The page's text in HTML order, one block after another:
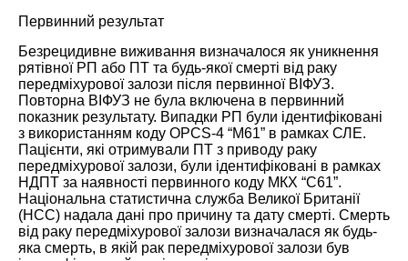
Первинний результат
Безрецидивне виживання визначалося як уникнення
рятівної РП або ПТ та будь-якої смерті від раку
передміхурової залози після первинної ВІФУЗ.
Повторна ВІФУЗ не була включена в первинний
показник результату. Випадки РП були ідентифіковані
з використанням коду OPCS-4 “M61” в рамках СЛЕ.
Пацієнти, які отримували ПТ з приводу раку
передміхурової залози, були ідентифіковані в рамках
НДПТ за наявності первинного коду МКХ “C61”.
Національна статистична служба Великої Британії
(НСС) надала дані про причину та дату смерті. Смерть
від раку передміхурової залози визначалася як будь-
яка смерть, в якій рак передміхурової залози був